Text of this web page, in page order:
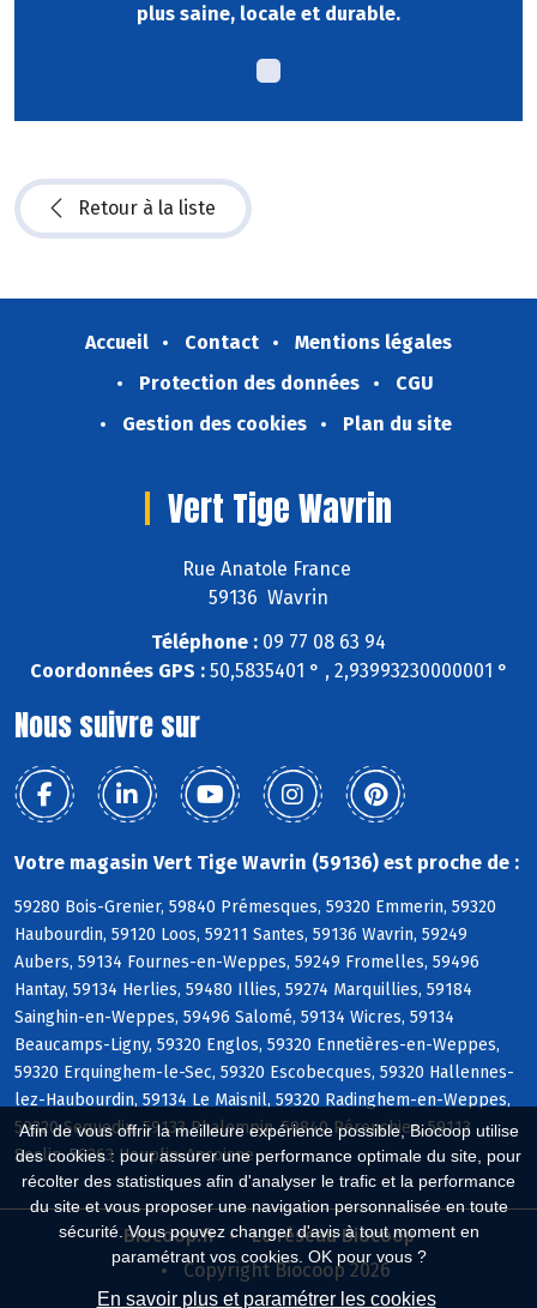
Afin de vous offrir la meilleure expérience possible, Biocoop utilise
des cookies : pour assurer une performance optimale du site, pour
récolter des statistiques afin d'analyser le trafic et la performance
du site et vous proposer une navigation personnalisée en toute
sécurité. Vous pouvez changer d'avis à tout moment en
paramétrant vos cookies. OK pour vous ?
En savoir plus et paramétrer les cookies
plus saine, locale et durable.
Retour à la liste
Accueil Contact
Mentions légales
Protection des données
CGU
Gestion des cookies
Plan du site
Vert Tige Wavrin
Rue Anatole France
59136 Wavrin
Téléphone : 09 77 08 63 94
Coordonnées GPS :50,5835401 ° , 2,93993230000001 °
Nous suivre sur
Votre magasin Vert Tige Wavrin (59136) est proche de :
59280 Bois-Grenier, 59840 Prémesques, 59320 Emmerin, 59320
Haubourdin, 59120 Loos, 59211 Santes, 59136 Wavrin, 59249
Aubers, 59134 Fournes-en-Weppes, 59249 Fromelles, 59496
Hantay, 59134 Herlies, 59480 Illies, 59274 Marquillies, 59184
Sainghin-en-Weppes, 59496 Salomé, 59134 Wicres, 59134
Beaucamps-Ligny, 59320 Englos, 59320 Ennetières-en-Weppes,
59320 Erquinghem-le-Sec, 59320 Escobecques, 59320 Hallennes-
lez-Haubourdin, 59134 Le Maisnil, 59320 Radinghem-en-Weppes,
59320 Sequedin, 59133 Phalempin, 59840 Pérenchies, 59113
Seclin, 59263 Houplin-Ancoisne
Biocoop.fr
Le réseau Biocoop
Copyright Biocoop 2026